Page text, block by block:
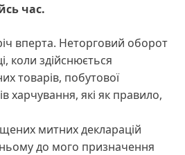
час.
вперта. Неторговий оборот
коли здійснюється
товарів, побутової
харчування, які як правило,
митних декларацій
до мого призначення